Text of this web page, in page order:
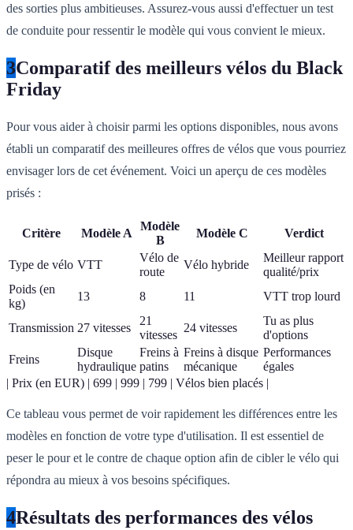
des sorties plus ambitieuses. Assurez-vous aussi d'effectuer un test
de conduite pour ressentir le modèle qui vous convient le mieux.
3Comparatif des meilleurs vélos du Black
Friday
Pour vous aider à choisir parmi les options disponibles, nous avons
établi un comparatif des meilleures offres de vélos que vous pourriez
envisager lors de cet événement. Voici un aperçu de ces modèles
prisés :
Critère Modèle A
Modèle
B
Modèle C Verdict
Type de vélo VTT
Vélo de
route
Vélo hybride
Meilleur rapport
qualité/prix
Poids (en
kg)
13 8 11 VTT trop lourd
Transmission 27 vitesses
21
vitesses
24 vitesses
Tu as plus
d'options
Freins
Disque
hydraulique
Freins à
patins
Freins à disque
mécanique
Performances
égales
| Prix (en EUR) | 699 | 999 | 799 | Vélos bien placés |
Ce tableau vous permet de voir rapidement les différences entre les
modèles en fonction de votre type d'utilisation. Il est essentiel de
peser le pour et le contre de chaque option afin de cibler le vélo qui
répondra au mieux à vos besoins spécifiques.
4Résultats des performances des vélos